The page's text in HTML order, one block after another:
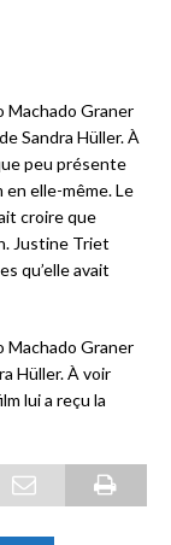
Machado Graner
Sandra Hüller. À
peu présente
elle-même. Le
croire que
Justine Triet
qu’elle avait
Machado Graner
Hüller. À voir
lui a reçu la